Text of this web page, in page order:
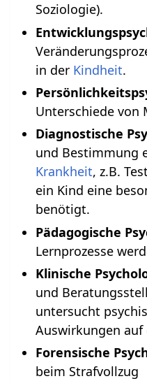
Soziologie).
in der Kindheit.
Unterschiede von
Diagnostische
und Bestimmung
Krankheit, z.B.
ein Kind eine
benötigt.
Pädagogische
Lernprozesse
Klinische
und
untersucht
Auswirkungen auf
Forensische
beim Strafvollzug